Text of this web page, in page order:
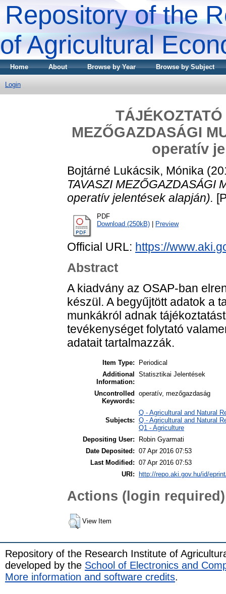
Repository of the
of Agricultural
Home About Browse by Year Browse by Subject
Login
MEZŐGAZDASÁGI
operatív
Bojtárné Lukácsik, Mónika
TAVASZI MEZŐGAZDASÁGI
operatív jelentések alapján).
PDF
Download (250kB)
Preview
Official URL: https://
Abstract
A kiadvány az OSAP-ban
készül. A begyűjtött adatok a
munkákról adnak
tevékenységet folytató
adatait tartalmazzák.
Item Type:
Periodical
Additional
Information:
Statisztikai Jelentések
Uncontrolled
Keywords:
operatív, mezőgazdaság
Subjects:
Q - Agricultural and Natural
Q - Agricultural and Natural
Q1 - Agriculture
Depositing User:
Robin Gyarmati
Date Deposited: 07 Apr 2016 07:53
Last Modified: 07 Apr 2016 07:53
URI:
http://repo.aki.gov.hu/id/
Actions (login required)
View Item
Repository of the Research Institute of
developed by the School of Electronics and
More information and software credits.